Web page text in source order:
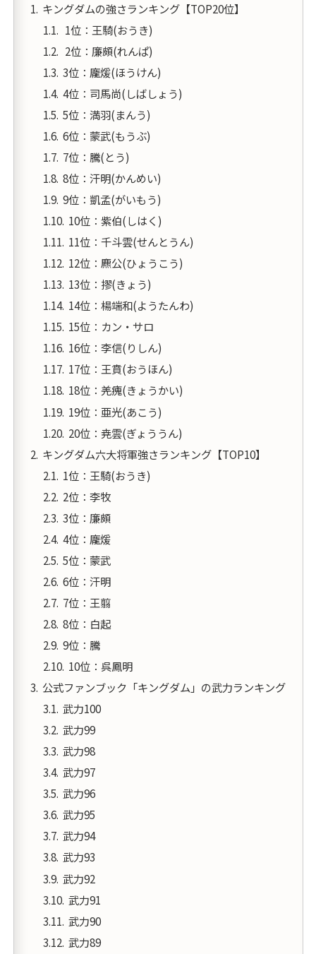
キングダムの強さランキング【TOP20位】
1位：王騎(おうき)
2位：廉頗(れんぱ)
3位：龐煖(ほうけん)
4位：司馬尚(しばしょう)
5位：満羽(まんう)
6位：蒙武(もうぶ)
7位：騰(とう)
8位：汗明(かんめい)
9位：凱孟(がいもう)
10位：紫伯(しはく)
11位：千斗雲(せんとうん)
12位：麃公(ひょうこう)
13位：摎(きょう)
14位：楊端和(ようたんわ)
15位：カン・サロ
16位：李信(りしん)
17位：王賁(おうほん)
18位：羌瘣(きょうかい)
19位：亜光(あこう)
20位：尭雲(ぎょううん)
キングダム六大将軍強さランキング【TOP10】
1位：王騎(おうき)
2位：李牧
3位：廉頗
4位：龐煖
5位：蒙武
6位：汗明
7位：王翦
8位：白起
9位：騰
10位：呉鳳明
公式ファンブック「キングダム」の武力ランキング
武力100
武力99
武力98
武力97
武力96
武力95
武力94
武力93
武力92
武力91
武力90
武力89